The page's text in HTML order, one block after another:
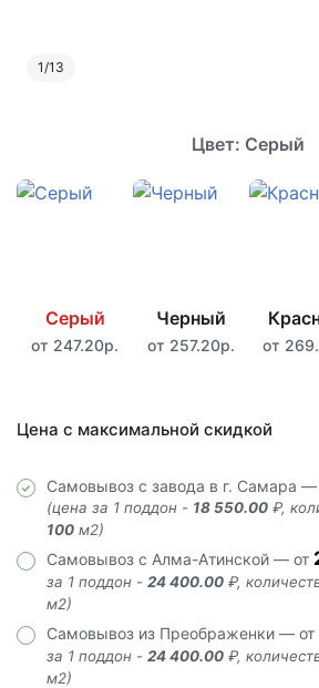
1/13
Цвет: Серый
Серый
от 247.20р.
Черный
от 257.20р. от
Цена с максимальной скидкой
Самовывоз с завода в г. Самара —
(цена за 1 поддон - 18 550.00 ₽,
100 м2)
Самовывоз с Алма-Атинской — от
за 1 поддон - 24 400.00 ₽,
м2)
Самовывоз из Преображенки — от
за 1 поддон - 24 400.00 ₽,
м2)